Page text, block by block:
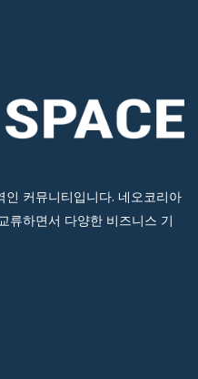
커뮤니티입니다. 네오코리아
류하면서 다양한 비즈니스 기